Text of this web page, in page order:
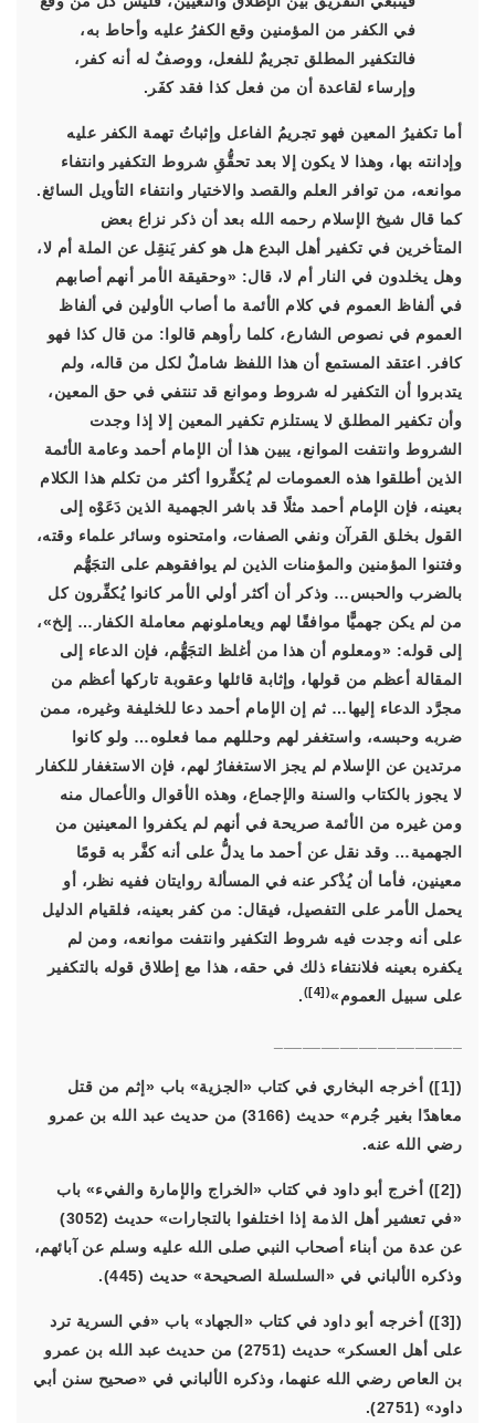
في الكفر من المؤمنين وقع الكفرُ عليه وأحاط به،
فالتكفير المطلق تجريمٌ للفعل، ووصفٌ له أنه كفر،
وإرساء لقاعدة أن من فعل كذا فقد كفَر.
أما تكفيرُ المعين فهو تجريمُ الفاعل وإثباتُ تهمة الكفر عليه
وإدانته بها، وهذا لا يكون إلا بعد تحقُّقِ شروط التكفير وانتفاء
موانعه، من توافر العلم والقصد والاختيار وانتفاء التأويل السائغ.
كما قال شيخ الإسلام رحمه الله بعد أن ذكر نزاع بعض
المتأخرين في تكفير أهل البدع هل هو كفر يَنقِل عن الملة أم لا،
وهل يخلدون في النار أم لا، قال: «وحقيقة الأمر أنهم أصابهم
في ألفاظ العموم في كلام الأئمة ما أصاب الأولين في ألفاظ
العموم في نصوص الشارع، كلما رأوهم قالوا: من قال كذا فهو
كافر. اعتقد المستمع أن هذا اللفظ شاملٌ لكل من قاله، ولم
يتدبروا أن التكفير له شروط وموانع قد تنتفي في حق المعين،
وأن تكفير المطلق لا يستلزم تكفير المعين إلا إذا وجدت
الشروط وانتفت الموانع، يبين هذا أن الإمام أحمد وعامة الأئمة
الذين أطلقوا هذه العمومات لم يُكفِّروا أكثر من تكلم هذا الكلام
بعينه، فإن الإمام أحمد مثلًا قد باشر الجهمية الذين دَعَوْه إلى
القول بخلق القرآن ونفي الصفات، وامتحنوه وسائر علماء وقته،
وفتنوا المؤمنين والمؤمنات الذين لم يوافقوهم على التجَهُّم
بالضرب والحبس… وذكر أن أكثر أولي الأمر كانوا يُكفِّرون كل
من لم يكن جهميًّا موافقًا لهم ويعاملونهم معاملة الكفار… إلخ»،
إلى قوله: «ومعلوم أن هذا من أغلظ التجَهُّم، فإن الدعاء إلى
المقالة أعظم من قولها، وإثابة قائلها وعقوبة تاركها أعظم من
مجرَّد الدعاء إليها… ثم إن الإمام أحمد دعا للخليفة وغيره، ممن
ضربه وحبسه، واستغفر لهم وحللهم مما فعلوه… ولو كانوا
مرتدين عن الإسلام لم يجز الاستغفارُ لهم، فإن الاستغفار للكفار
لا يجوز بالكتاب والسنة والإجماع، وهذه الأقوال والأعمال منه
ومن غيره من الأئمة صريحة في أنهم لم يكفروا المعينين من
الجهمية… وقد نقل عن أحمد ما يدلُّ على أنه كفَّر به قومًا
معينين، فأما أن يُذْكر عنه في المسألة روايتان ففيه نظر، أو
يحمل الأمر على التفصيل، فيقال: من كفر بعينه، فلقيام الدليل
على أنه وجدت فيه شروط التكفير وانتفت موانعه، ومن لم
يكفره بعينه فلانتفاء ذلك في حقه، هذا مع إطلاق قوله بالتكفير
على سبيل العموم»(
[4]
)
.
([1]) أخرجه البخاري في كتاب «الجزية» باب «إثم من قتل
معاهدًا بغير جُرم» حديث (3166) من حديث عبد الله بن عمرو
رضي الله عنه.
([2]) أخرج أبو داود في كتاب «الخراج والإمارة والفيء» باب
«في تعشير أهل الذمة إذا اختلفوا بالتجارات» حديث (3052)
عن عدة من أبناء أصحاب النبي صلى الله عليه وسلم عن آبائهم،
وذكره الألباني في «السلسلة الصحيحة» حديث (445).
([3]) أخرجه أبو داود في كتاب «الجهاد» باب «في السرية ترد
على أهل العسكر» حديث (2751) من حديث عبد الله بن عمرو
بن العاص رضي الله عنهما، وذكره الألباني في «صحيح سنن أبي
داود» (2751).